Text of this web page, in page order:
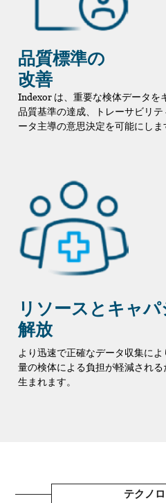
品質標準の
改善
Indexor は、重要な検体データを
品質基準の達成、トレーサビリ
ータ主導の意思決定を可能にしま
リソースとキャ
解放
より迅速で正確なデータ収集に
量の検体による負担が軽減され
生まれます。
テクノ